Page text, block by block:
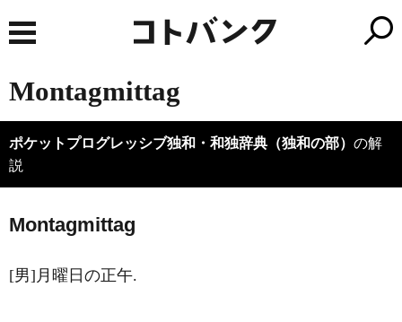
Montagmittag
ポケットプログレッシブ独和・和独辞典（独和の部） の解
説
Montagmittag
[男]月曜日の正午.